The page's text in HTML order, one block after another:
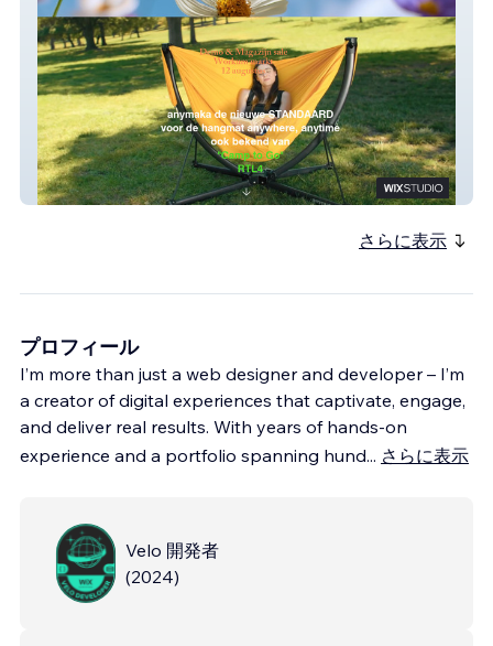
anymaka nederland
さらに表示
プロフィール
I’m more than just a web designer and developer – I’m
a creator of digital experiences that captivate, engage,
and deliver real results. With years of hands-on
experience and a portfolio spanning hund... さらに表示
Velo 開発者
(2024)